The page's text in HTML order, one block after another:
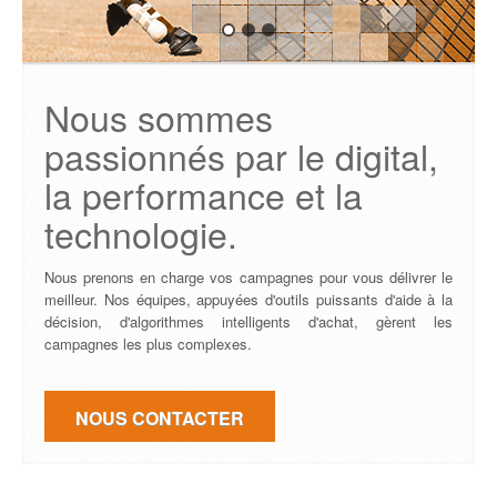
Nous sommes
passionnés par le digital,
la performance et la
technologie.
Nous prenons en charge vos campagnes pour vous délivrer le
meilleur. Nos équipes, appuyées d'outils puissants d'aide à la
décision, d'algorithmes intelligents d'achat, gèrent les
campagnes les plus complexes.
NOUS CONTACTER